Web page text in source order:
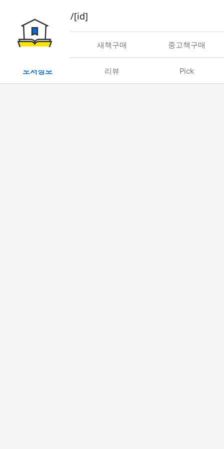
book/rent/[id]
대여 새책구매 중고책구매
도서정보 리뷰 Pick